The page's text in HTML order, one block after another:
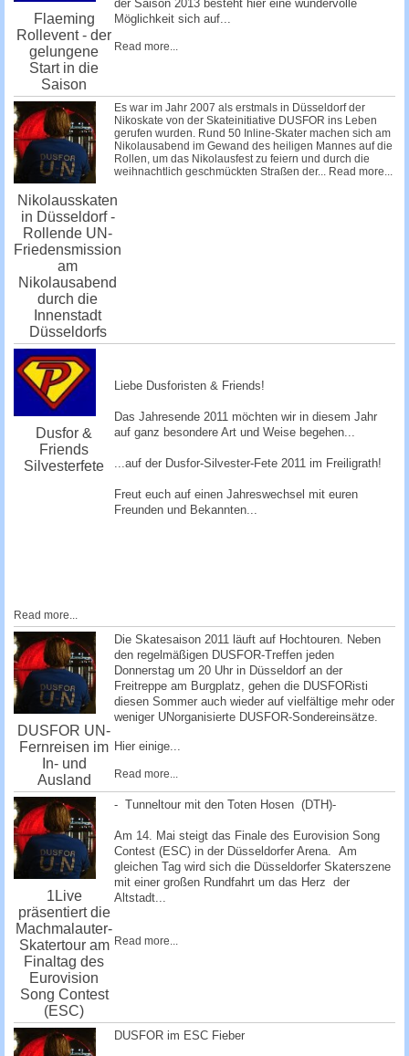
Flaeming
Rollevent - der
gelungene
Start in die
Saison
der Saison 2013 besteht hier eine wundervolle
Möglichkeit sich auf...
Read more...
Nikolausskaten
in Düsseldorf -
Rollende UN-
Friedensmission
am
Nikolausabend
durch die
Innenstadt
Düsseldorfs
Es war im Jahr 2007 als erstmals in Düsseldorf der
Nikoskate von der Skateinitiative DUSFOR ins Leben
gerufen wurden. Rund 50 Inline-Skater machen sich am
Nikolausabend im Gewand des heiligen Mannes auf die
Rollen, um das Nikolausfest zu feiern und durch die
weihnachtlich geschmückten Straßen der... Read more...
Dusfor &
Friends
Silvesterfete
Liebe Dusforisten & Friends!
Das Jahresende 2011 möchten wir in diesem Jahr
auf ganz besondere Art und Weise begehen...
...auf der Dusfor-Silvester-Fete 2011 im Freiligrath!
Freut euch auf einen Jahreswechsel mit euren
Freunden und Bekannten...
Read more...
DUSFOR UN-
Fernreisen im
In- und
Ausland
Die Skatesaison 2011 läuft auf Hochtouren. Neben
den regelmäßigen DUSFOR-Treffen jeden
Donnerstag um 20 Uhr in Düsseldorf an der
Freitreppe am Burgplatz, gehen die DUSFORisti
diesen Sommer auch wieder auf vielfältige mehr oder
weniger UNorganisierte DUSFOR-Sondereinsätze.
Hier einige...
Read more...
1Live
präsentiert die
Machmalauter-
Skatertour am
Finaltag des
Eurovision
Song Contest
(ESC)
- Tunneltour mit den Toten Hosen (DTH)-
Am 14. Mai steigt das Finale des Eurovision Song
Contest (ESC) in der Düsseldorfer Arena. Am
gleichen Tag wird sich die Düsseldorfer Skaterszene
mit einer großen Rundfahrt um das Herz der
Altstadt...
Read more...
DUSFOR im ESC Fieber